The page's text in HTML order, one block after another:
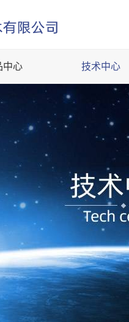
中心 技术中心